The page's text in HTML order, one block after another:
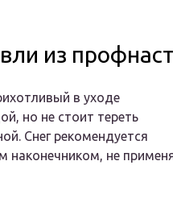
из
в уходе
но не стоит тереть
Снег рекомендуется
наконечником, не